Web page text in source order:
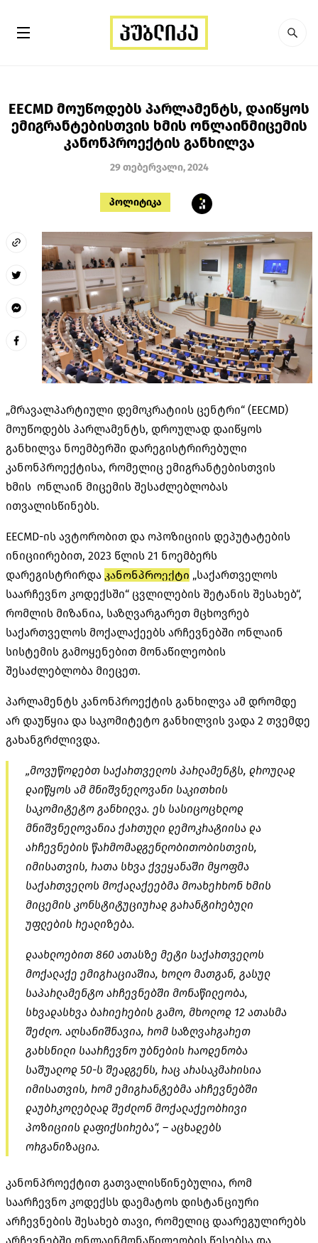
EECMD მოუწოდებს პარლამენტს, დაიწყოს
ემიგრანტებისთვის ხმის ონლაინმიცემის
კანონპროექტის განხილვა
29 თებერვალი, 2024
პოლიტიკა
„მრავალპარტიული დემოკრატიის ცენტრი“ (EECMD)
მოუწოდებს პარლამენტს, დროულად დაიწყოს
განხილვა ნოემბერში დარეგისტრირებული
კანონპროექტისა, რომელიც ემიგრანტებისთვის
ხმის ონლაინ მიცემის შესაძლებლობას
ითვალისწინებს.
EECMD-ის ავტორობით და ოპოზიციის დეპუტატების
ინიციირებით, 2023 წლის 21 ნოემბერს
დარეგისტრირდა კანონპროექტი „საქართველოს
საარჩევნო კოდექსში“ ცვლილების შეტანის შესახებ“,
რომლის მიზანია, საზღვარგარეთ მცხოვრებ
საქართველოს მოქალაქეებს არჩევნებში ონლაინ
სისტემის გამოყენებით მონაწილეობის
შესაძლებლობა მიეცეთ.
პარლამენტს კანონპროექტის განხილვა ამ დრომდე
არ დაუწყია და საკომიტეტო განხილვის ვადა 2 თვემდე
გახანგრძლივდა.
„მოვუწოდებთ საქართველოს პარლამენტს, დროულად
დაიწყოს ამ მნიშვნელოვანი საკითხის
საკომიტეტო განხილვა. ეს სასიცოცხლოდ
მნიშვნელოვანია ქართული დემოკრატიისა და
არჩევნების წარმომადგენლობითობისთვის,
იმისათვის, რათა სხვა ქვეყანაში მყოფმა
საქართველოს მოქალაქეებმა მოახერხონ ხმის
მიცემის კონსტიტუციურად გარანტირებული
უფლების რეალიზება.
დაახლოებით 860 ათასზე მეტი საქართველოს
მოქალაქე ემიგრაციაშია, ხოლო მათგან, გასულ
საპარლამენტო არჩევნებში მონაწილეობა,
სხვადასხვა ბარიერების გამო, მხოლოდ 12 ათასმა
შეძლო. აღსანიშნავია, რომ საზღვარგარეთ
გახსნილი საარჩევნო უბნების რაოდენობა
საშუალოდ 50-ს შეადგენს, რაც არასაკმარისია
იმისათვის, რომ ემიგრანტებმა არჩევნებში
დაუბრკოლებლად შეძლონ მოქალაქეობრივი
პოზიციის დაფიქსირება“, – აცხადებს
ორგანიზაცია.
კანონპროექტით გათვალისწინებულია, რომ
საარჩევნო კოდექსს დაემატოს დისტანციური
არჩევნების შესახებ თავი, რომელიც დაარეგულირებს
არჩევნებში ონლაინმონაწილეობის წესებსა და